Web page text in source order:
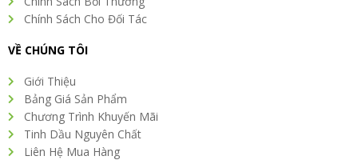
Chính Sách Cho Đối Tác
VỀ CHÚNG TÔI
Giới Thiệu
Bảng Giá Sản Phẩm
Chương Trình Khuyến Mãi
Tinh Dầu Nguyên Chất
Liên Hệ Mua Hàng